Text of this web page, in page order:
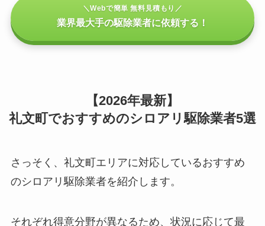
＼Webで簡単 無料見積もり／
業界最大手の駆除業者に依頼する！
【2026年最新】
礼文町でおすすめのシロアリ駆除業者5選
さっそく、礼文町エリアに対応しているおすすめ
のシロアリ駆除業者を紹介します。
それぞれ得意分野が異なるため、状況に応じて最